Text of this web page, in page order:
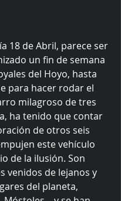
18 de Abril, parece ser
un fin de semana
del Hoyo, hasta
para hacer rodar el
milagroso de tres
ha tenido que contar
de otros seis
este vehículo
de la ilusión. Son
venidos de lejanos y
del planeta,